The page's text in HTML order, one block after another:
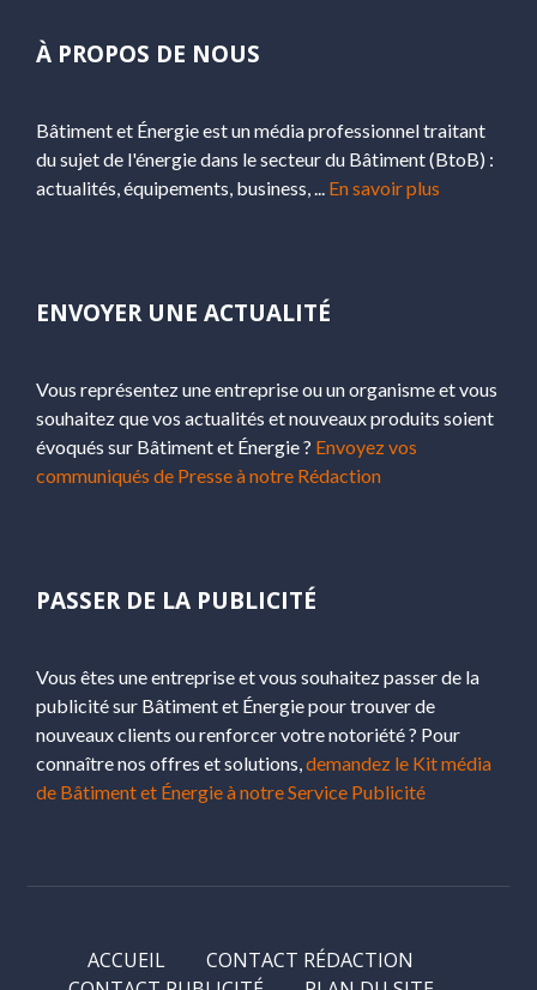
À PROPOS DE NOUS
Bâtiment et Énergie est un média professionnel traitant
du sujet de l'énergie dans le secteur du Bâtiment (BtoB) :
actualités, équipements, business, ... En savoir plus
ENVOYER UNE ACTUALITÉ
Vous représentez une entreprise ou un organisme et vous
souhaitez que vos actualités et nouveaux produits soient
évoqués sur Bâtiment et Énergie ? Envoyez vos
communiqués de Presse à notre Rédaction
PASSER DE LA PUBLICITÉ
Vous êtes une entreprise et vous souhaitez passer de la
publicité sur Bâtiment et Énergie pour trouver de
nouveaux clients ou renforcer votre notoriété ? Pour
connaître nos offres et solutions, demandez le Kit média
de Bâtiment et Énergie à notre Service Publicité
ACCUEIL
CONTACT RÉDACTION